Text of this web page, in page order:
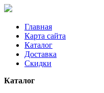
Главная
Карта сайта
Каталог
Доставка
Скидки
Каталог